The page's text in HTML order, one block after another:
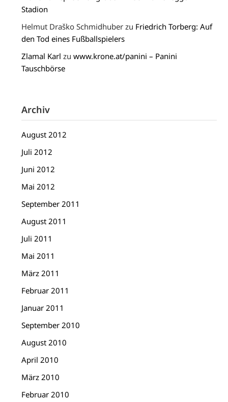
Stadion
Helmut Draško Schmidhuber zu Friedrich Torberg: Auf
den Tod eines Fußballspielers
Zlamal Karl zuwww.krone.at/panini – Panini
Tauschbörse
Archiv
August 2012
Juli 2012
Juni 2012
Mai 2012
September 2011
August 2011
Juli 2011
Mai 2011
März 2011
Februar 2011
Januar 2011
September 2010
August 2010
April 2010
März 2010
Februar 2010